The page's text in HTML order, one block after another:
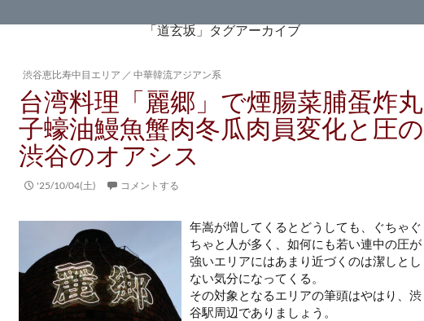
「道玄坂」タグアーカイブ
渋谷恵比寿中目エリア ／中華韓流アジアン系
台湾料理「麗郷」で煙腸菜脯蛋炸丸
子蠔油鰻魚蟹肉冬瓜肉員変化と圧の
渋谷のオアシス
'25/10/04(土) コメントする
年嵩が増してくるとどうしても、ぐちゃぐ
ちゃと人が多く、如何にも若い連中の圧が
強いエリアにはあまり近づくのは潔しとし
ない気分になってくる。
その対象となるエリアの筆頭はやはり、渋
谷駅周辺でありましょう。